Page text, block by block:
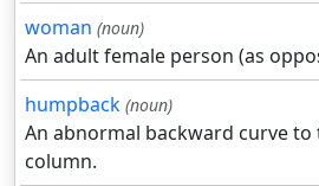
woman (noun)
An adult female person (as
humpback (noun)
An abnormal backward curve
column.